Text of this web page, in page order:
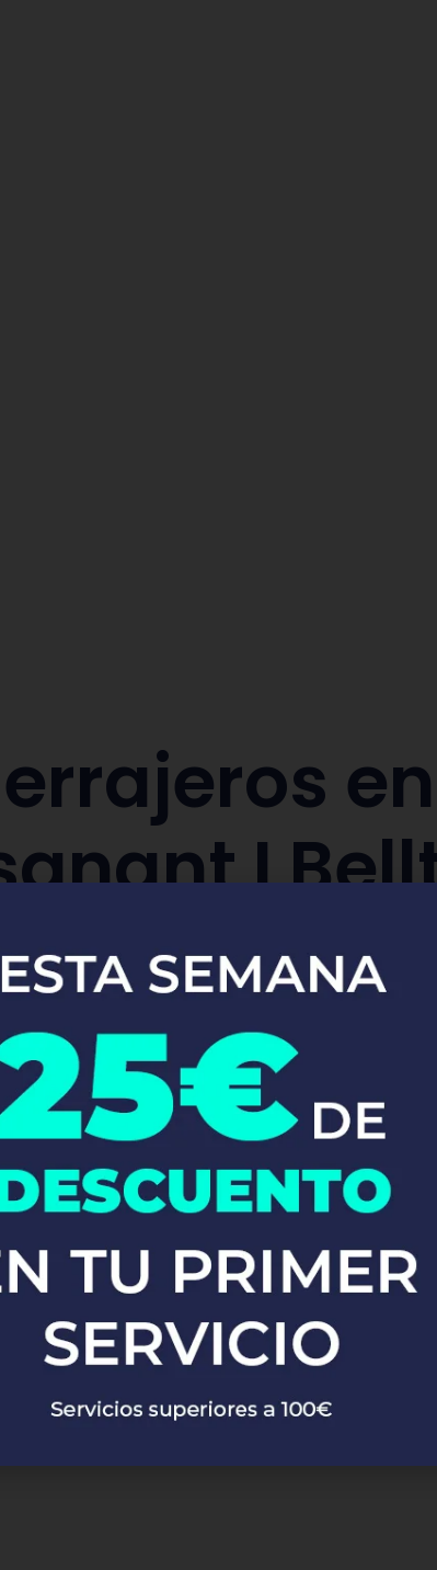
en
I
y sustitución de cerraduras de
Pide tu presupuesto ya